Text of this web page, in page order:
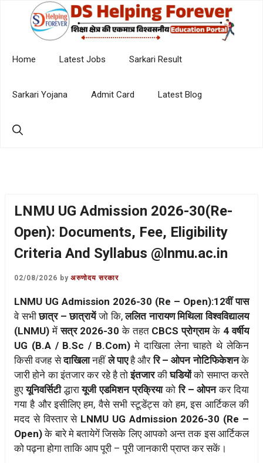
Home Latest Jobs Sarkari Result
Sarkari Yojana Admit Card Latest Blog
LNMU UG Admission 2026-30(Re-
Open): Documents, Fee, Eligibility
Criteria And Syllabus @lnmu.ac.in
02/08/2026 byअरुणोदय सरकार
LNMU UG Admission 2026-30 (Re – Open):12वीं पास
वे सभीछात्र – छात्रायेंजो कि,ललित नारायण मिथिला विश्वविद्यालय
(LNMU) मेंसत्र 2026-30के तहत CBCS प्रोग्रामके 4 वर्षीय
UG (B.A / B.Sc / B.Com)मे दाखिला लेना चाहते थे लेकिन
किसी वजह सेदाखिलानहींले पाएहै औररि – ओपन नोटिफिकेशनके
जारी होने का इंतजार कर रहेे है तोइंतजारकीघडियोंको समाप्त करते
हुएयूनिवर्सिटीद्धारायूजी एडमिशन प्रक्रियाकोरि – ओपनकर दिया
गया है और इसीलिए हम, वैसे सभी स्टूडेंट्स को हम, इस आर्टिकल की
मदद से विस्तार से LNMU UG Admission 2026-30 (Re –
Open) के बारे मे बतायेगें जिसके लिए आपको अन्त तक इस आर्टिकल
को पढ़ना होगा ताकि आप पूरी – पूरी जानकारी प्राप्त कर सकें।